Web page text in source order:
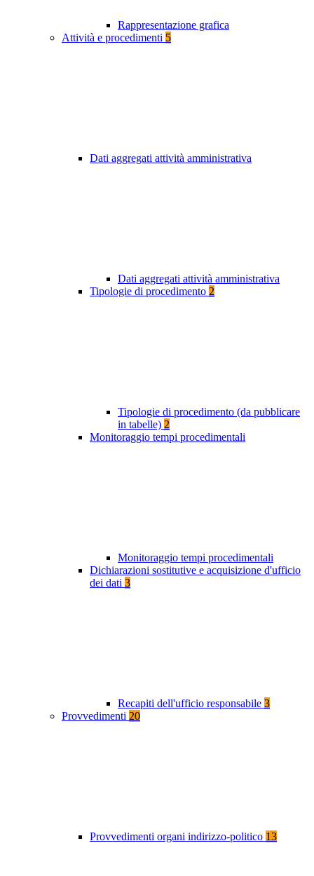
Rappresentazione grafica
Attività e procedimenti 5
Dati aggregati attività amministrativa
Dati aggregati attività amministrativa
Tipologie di procedimento 2
Tipologie di procedimento (da pubblicare
in tabelle) 2
Monitoraggio tempi procedimentali
Monitoraggio tempi procedimentali
Dichiarazioni sostitutive e acquisizione d'ufficio
dei dati 3
Recapiti dell'ufficio responsabile 3
Provvedimenti 20
Provvedimenti organi indirizzo-politico 13